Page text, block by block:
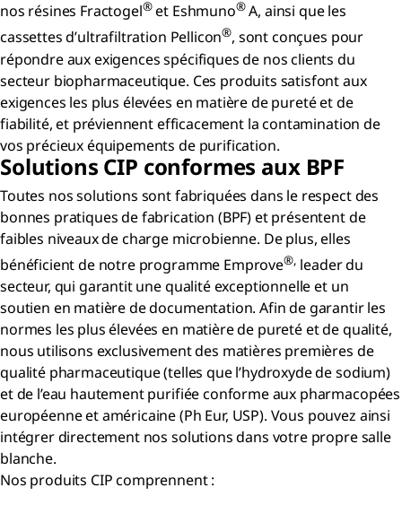
nos résines Fractogel®et Eshmuno®A, ainsi que les
cassettes d’ultrafiltration Pellicon®, sont conçues pour
répondre aux exigences spécifiques de nos clients du
secteur biopharmaceutique. Ces produits satisfont aux
exigences les plus élevées en matière de pureté et de
fiabilité, et préviennent efficacement la contamination de
vos précieux équipements de purification.
Solutions CIP conformes aux BPF
Toutes nos solutions sont fabriquées dans le respect des
bonnes pratiques de fabrication (BPF) et présentent de
faibles niveaux de charge microbienne. De plus, elles
bénéficient de notre programme Emprove®, leader du
secteur, qui garantit une qualité exceptionnelle et un
soutien en matière de documentation. Afin de garantir les
normes les plus élevées en matière de pureté et de qualité,
nous utilisons exclusivement des matières premières de
qualité pharmaceutique (telles que l’hydroxyde de sodium)
et de l’eau hautement purifiée conforme aux pharmacopées
européenne et américaine (Ph Eur, USP). Vous pouvez ainsi
intégrer directement nos solutions dans votre propre salle
blanche.
Nos produits CIP comprennent :